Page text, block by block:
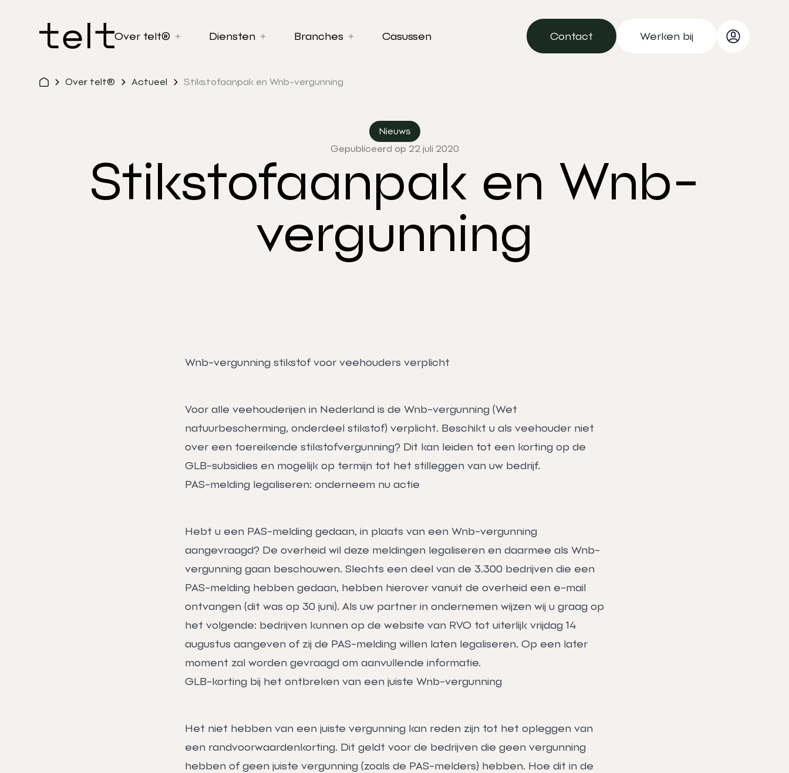
Over telt® Diensten Branches Casussen
Contact
Contact
Werken bij
Over telt® Actueel Stikstofaanpak en Wnb-vergunning
Nieuws
Gepubliceerd op 22 juli 2020
Stikstofaanpak en Wnb-
vergunning
Wnb-vergunning stikstof voor veehouders verplicht
Voor alle veehouderijen in Nederland is de Wnb-vergunning (Wet
natuurbescherming, onderdeel stikstof) verplicht. Beschikt u als veehouder niet
over een toereikende stikstofvergunning? Dit kan leiden tot een korting op de
GLB-subsidies en mogelijk op termijn tot het stilleggen van uw bedrijf.
PAS-melding legaliseren: onderneem nu actie
Hebt u een PAS-melding gedaan, in plaats van een Wnb-vergunning
aangevraagd? De overheid wil deze meldingen legaliseren en daarmee als Wnb-
vergunning gaan beschouwen. Slechts een deel van de 3.300 bedrijven die een
PAS-melding hebben gedaan, hebben hierover vanuit de overheid een e-mail
ontvangen (dit was op 30 juni). Als uw partner in ondernemen wijzen wij u graag op
het volgende: bedrijven kunnen op de website van RVO tot uiterlijk vrijdag 14
augustus aangeven of zij de PAS-melding willen laten legaliseren. Op een later
moment zal worden gevraagd om aanvullende informatie.
GLB-korting bij het ontbreken van een juiste Wnb-vergunning
Het niet hebben van een juiste vergunning kan reden zijn tot het opleggen van
een randvoorwaardenkorting. Dit geldt voor de bedrijven die geen vergunning
hebben of geen juiste vergunning (zoals de PAS-melders) hebben. Hoe dit in de